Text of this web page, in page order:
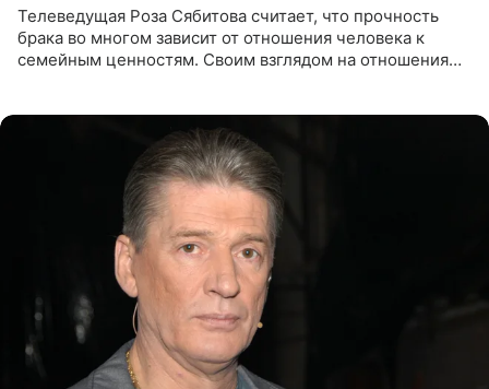
Телеведущая Роза Сябитова считает, что прочность
брака во многом зависит от отношения человека к
семейным ценностям. Своим взглядом на отношения